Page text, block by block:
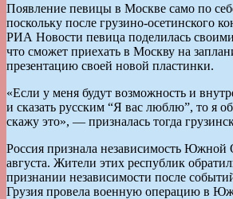
Появление певицы в Москве само по
поскольку после грузино-осетинского
РИА Новости певица поделилась
что сможет приехать в Москву на
презентацию своей новой пластинки.
«Если у меня будут возможность и
и сказать русским “Я вас люблю”, то я
скажу это», — призналась тогда
Россия признала независимость Южной
августа. Жители этих республик
признании независимости после
Грузия провела военную операцию в